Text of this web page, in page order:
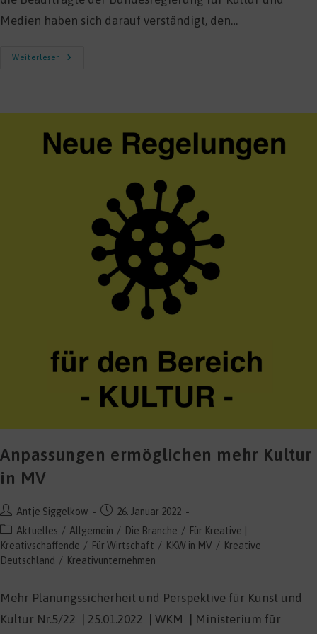
Medien haben sich darauf verständigt, den…
Weiterlesen
Bundesregierung
Anpassungen ermöglichen mehr Kultur
in MV
Beitrags-
Autor:
Antje Siggelkow
Beitrag
veröffentlicht:
26. Januar 2022
Beitrags-
Kategorie:
Aktuelles / Allgemein / Die Branche / Für Kreative |
Kreativschaffende / Für Wirtschaft / KKW in MV / Kreative
Deutschland / Kreativunternehmen
Mehr Planungssicherheit und Perspektive für Kunst und
Kultur Nr.5/22 | 25.01.2022 | WKM | Ministerium für